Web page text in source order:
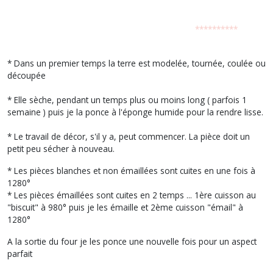
**********
* Dans un premier temps la terre est modelée, tournée, coulée ou
découpée
* Elle sèche, pendant un temps plus ou moins long ( parfois 1
semaine ) puis je la ponce à l'éponge humide pour la rendre lisse.
* Le travail de décor, s'il y a, peut commencer. La pièce doit un
petit peu sécher à nouveau.
* Les pièces blanches et non émaillées sont cuites en une fois à
1280°
* Les pièces émaillées sont cuites en 2 temps ... 1ère cuisson au
"biscuit" à 980° puis je les émaille et 2ème cuisson "émail" à
1280°
A la sortie du four je les ponce une nouvelle fois pour un aspect
parfait